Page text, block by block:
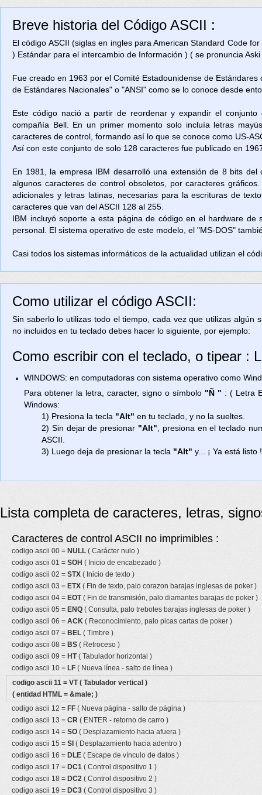
Breve historia del Código ASCII :
El código ASCII (siglas en ingles para American Standard Code
) Estándar para el intercambio de Información ) ( se pronuncia Aski
Fue creado en 1963 por el Comité Estadounidense de
de Estándares Nacionales" o "ANSI" como se lo conoce desde
Este código nació a partir de reordenar y expandir el
compañía Bell. En un primer momento solo incluía letras
caracteres de control, formando así lo que se conoce como US-
Así con este conjunto de solo 128 caracteres fue publicado en
En 1981, la empresa IBM desarrolló una extensión de 8 bits
algunos caracteres de control obsoletos, por caracteres
adicionales y letras latinas, necesarias para la escrituras de
caracteres que van del ASCII 128 al 255.
IBM incluyó soporte a esta página de código en el hardware
personal. El sistema operativo de este modelo, el "MS-DOS"
Casi todos los sistemas informáticos de la actualidad utilizan el
Como utilizar el código ASCII:
Sin saberlo lo utilizas todo el tiempo, cada vez que utilizas
no incluidos en tu teclado debes hacer lo siguiente, por ejemplo:
Como escribir con el teclado, o tipear :
WINDOWS: en computadoras con sistema operativo como
Para obtener la letra, caracter, signo o símbolo "Ñ " : ( Letra
Windows:
1) Presiona la tecla "Alt" en tu teclado, y no la sueltes.
2) Sin dejar de presionar "Alt" , presiona en el teclado
ASCII.
3) Luego deja de presionar la tecla "Alt" y... ¡ Ya está listo
Lista completa de caracteres, letras,
Caracteres de control ASCII no imprimibles :
codigo ascii 00 = NULL ( Carácter nulo )
codigo ascii 01 = SOH ( Inicio de encabezado )
codigo ascii 02 = STX ( Inicio de texto )
codigo ascii 03 = ETX ( Fin de texto, palo corazon barajas inglesas de poker )
codigo ascii 04 = EOT( Fin de transmisión, palo diamantes barajas de poker )
codigo ascii 05 = ENQ ( Consulta, palo treboles barajas inglesas de poker )
codigo ascii 06 = ACK ( Reconocimiento, palo picas cartas de poker )
codigo ascii 07 = BEL ( Timbre )
codigo ascii 08 = BS ( Retroceso )
codigo ascii 09 = HT( Tabulador horizontal )
codigo ascii 10 = LF ( Nueva línea - salto de línea )
codigo ascii 11 = VT( Tabulador vertical )
( entidad HTML = &male; )
codigo ascii 12 = FF ( Nueva página - salto de página )
codigo ascii 13 = CR ( ENTER - retorno de carro )
codigo ascii 14 = SO ( Desplazamiento hacia afuera )
codigo ascii 15 = SI ( Desplazamiento hacia adentro )
codigo ascii 16 = DLE ( Escape de vínculo de datos )
codigo ascii 17 = DC1 ( Control dispositivo 1 )
codigo ascii 18 = DC2 ( Control dispositivo 2 )
codigo ascii 19 = DC3 ( Control dispositivo 3 )